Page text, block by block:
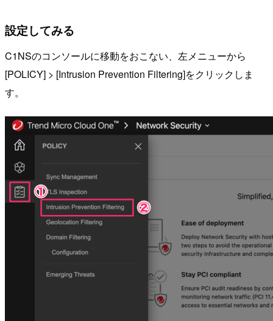
設定してみる
C1NSのコンソールに移動をおこない、左メニューから
[POLICY] > [Intrusion Prevention Filtering]をクリックしま
す。